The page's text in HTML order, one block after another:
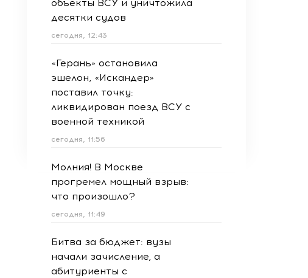
объекты ВСУ и уничтожила
десятки судов
сегодня, 12:43
«Герань» остановила
эшелон, «Искандер»
поставил точку:
ликвидирован поезд ВСУ с
военной техникой
сегодня, 11:56
Молния! В Москве
прогремел мощный взрыв:
что произошло?
сегодня, 11:49
Битва за бюджет: вузы
начали зачисление, а
абитуриенты с